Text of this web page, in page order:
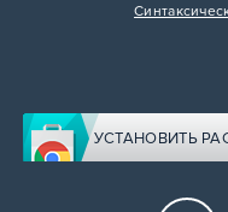
УСТАНОВИТЬ